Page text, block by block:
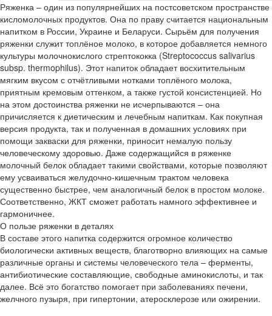
Ряженка – один из популярнейших на постсоветском пространстве
кисломолочных продуктов. Она по праву считается национальным
напитком в России, Украине и Беларуси. Сырьём для получения
ряженки служит топлёное молоко, в которое добавляется немного
культуры молочнокислого стрептококка (Streptococcus salivarius
subsp. thermophilus). Этот напиток обладает восхитительным
мягким вкусом с отчётливыми нотками топлёного молока,
приятным кремовым оттенком, а также густой консистенцией. Но
на этом достоинства ряженки не исчерпываются – она
причисляется к диетическим и лечебным напиткам. Как покупная
версия продукта, так и полученная в домашних условиях при
помощи закваски для ряженки, приносит немалую пользу
человеческому здоровью. Даже содержащийся в ряженке
молочный белок обладает такими свойствами, которые позволяют
ему усваиваться желудочно-кишечным трактом человека
существенно быстрее, чем аналогичный белок в простом молоке.
Соответственно, ЖКТ сможет работать намного эффективнее и
гармоничнее.
О пользе ряженки в деталях
В составе этого напитка содержится огромное количество
биологически активных веществ, благотворно влияющих на самые
различные органы и системы человеческого тела – ферменты,
антибиотические составляющие, свободные аминокислоты, и так
далее. Всё это богатство помогает при заболеваниях печени,
желчного пузыря, при гипертонии, атеросклерозе или ожирении.